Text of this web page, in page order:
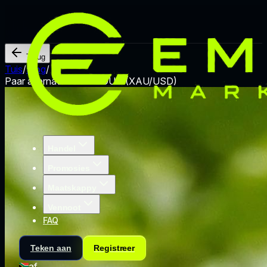
FAQ
Teken aan Registreer
Terug
Tuis/Blog/
Paar alternatif selain GOUD (XAU/USD)